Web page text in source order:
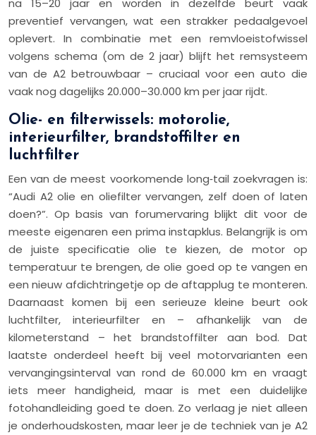
na 15–20 jaar en worden in dezelfde beurt vaak
preventief vervangen, wat een strakker pedaalgevoel
oplevert. In combinatie met een remvloeistofwissel
volgens schema (om de 2 jaar) blijft het remsysteem
van de A2 betrouwbaar – cruciaal voor een auto die
vaak nog dagelijks 20.000–30.000 km per jaar rijdt.
Olie- en filterwissels: motorolie,
interieurfilter, brandstoffilter en
luchtfilter
Een van de meest voorkomende long‑tail zoekvragen is:
“Audi A2 olie en oliefilter vervangen, zelf doen of laten
doen?”. Op basis van forumervaring blijkt dit voor de
meeste eigenaren een prima instapklus. Belangrijk is om
de juiste specificatie olie te kiezen, de motor op
temperatuur te brengen, de olie goed op te vangen en
een nieuw afdichtringetje op de aftapplug te monteren.
Daarnaast komen bij een serieuze kleine beurt ook
luchtfilter, interieurfilter en – afhankelijk van de
kilometerstand – het brandstoffilter aan bod. Dat
laatste onderdeel heeft bij veel motorvarianten een
vervangingsinterval van rond de 60.000 km en vraagt
iets meer handigheid, maar is met een duidelijke
fotohandleiding goed te doen. Zo verlaag je niet alleen
je onderhoudskosten, maar leer je de techniek van je A2